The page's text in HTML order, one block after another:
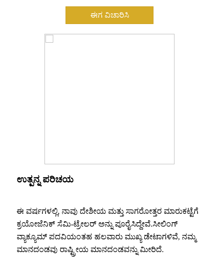
ಈಗ ವಿಚಾರಿಸಿ
ಉತ್ಪನ್ನ ಪರಿಚಯ
ಈ ವರ್ಷಗಳಲ್ಲಿ, ನಾವು ದೇಶೀಯ ಮತ್ತು ಸಾಗರೋತ್ತರ ಮಾರುಕಟ್ಟೆಗೆ
ಕ್ರಯೋಜೆನಿಕ್ ಸೆಮಿ-ಟ್ರೇಲರ್ ಅನ್ನು ಪೂರೈಸಿದ್ದೇವೆ.ಸೀಲಿಂಗ್
ವ್ಯಾಕ್ಯೂಮ್ ಪದವಿಯಂತಹ ಹಲವಾರು ಮುಖ್ಯ ಡೇಟಾಗಳಿವೆ, ನಮ್ಮ
ಮಾನದಂಡವು ರಾಷ್ಟ್ರೀಯ ಮಾನದಂಡವನ್ನು ಮೀರಿದೆ.